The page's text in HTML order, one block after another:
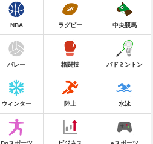
NBA ラグビー 中央競馬
バレー 格闘技 バドミントン
ウィンター 陸上 水泳